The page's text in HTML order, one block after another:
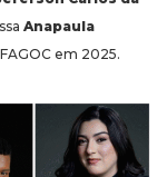
Anapaula
em 2025.